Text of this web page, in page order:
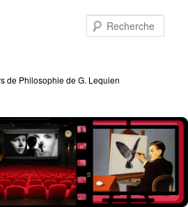
de Philosophie de G. Lequien